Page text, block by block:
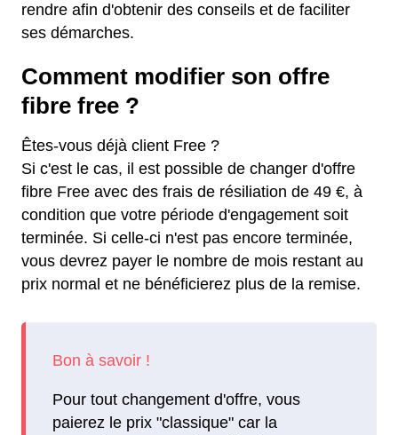
rendre afin d'obtenir des conseils et de faciliter
ses démarches.
Comment modifier son offre
fibre free ?
Êtes-vous déjà client Free ?
Si c'est le cas, il est possible de changer d'offre
fibre Free avec des frais de résiliation de 49 €, à
condition que votre période d'engagement soit
terminée. Si celle-ci n'est pas encore terminée,
vous devrez payer le nombre de mois restant au
prix normal et ne bénéficierez plus de la remise.
Pour tout changement d'offre, vous
paierez le prix "classique" car la